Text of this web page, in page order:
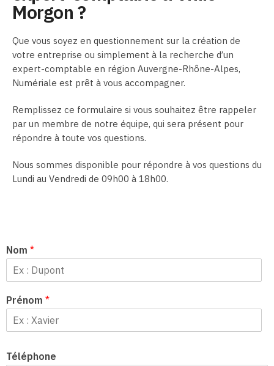
Morgon ?
Que vous soyez en questionnement sur la création de
votre entreprise ou simplement à la recherche d’un
expert-comptable en région Auvergne-Rhône-Alpes,
Numériale est prêt à vous accompagner.
Remplissez ce formulaire si vous souhaitez être rappeler
par un membre de notre équipe, qui sera présent pour
répondre à toute vos questions.
Nous sommes disponible pour répondre à vos questions du
Lundi au Vendredi de 09h00 à 18h00.
Nom *
Prénom *
Téléphone